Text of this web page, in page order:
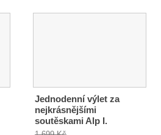
Jednodenní výlet za
nejkrásnějšími
soutěskami Alp I.